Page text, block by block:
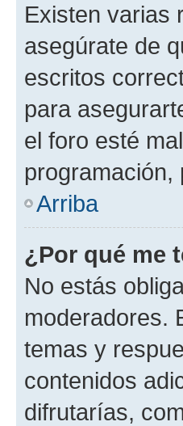
Existen varias
asegúrate de
escritos
para
el foro esté
Arriba
¿Por qué me
No estás
moderadores.
temas y
contenidos
difrutarías,